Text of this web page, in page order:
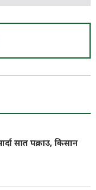
सात पक्राउ, किसान